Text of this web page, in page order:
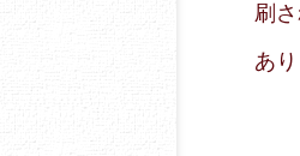
刷
あ